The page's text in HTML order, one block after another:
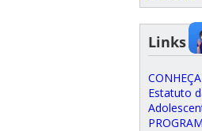
Links
Estatuto